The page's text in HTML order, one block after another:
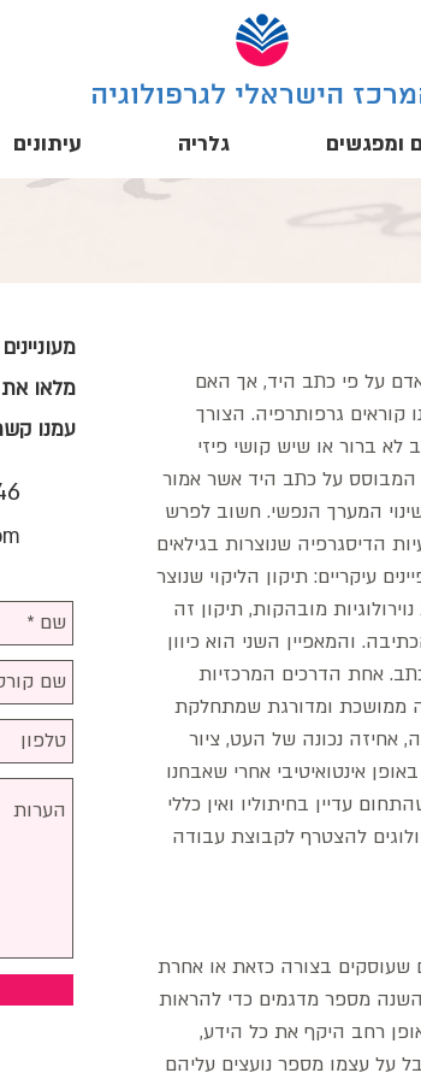
הישראלי לגרפולוגיה
ומפגשים גלריה עיתונים
מלאו
עמנו
אדם על פי כתב היד, אך האם
גרפותרפיה. הצורך
ברור או שיש קושי פיזי
המבוסס על כתב היד אשר אמור
המערך הנפשי. חשוב לפרש
הדיסגרפיה שנוצרות בגילאים
עיקריים: תיקון הליקוי שנוצר
מובהקות, תיקון זה
והמאפיין השני הוא כיוון
אחת הדרכים המרכזיות
ממושכת ומדורגת שמתחלקת
אחיזה נכונה של העט, ציור
אינטואיטיבי אחרי שאבחנו
עדיין בחיתוליו ואין כללי
להצטרף לקבוצת עבודה
שעוסקים בצורה כזאת או אחרת
השנה מספר מדגמים כדי להראות
רחב היקף את כל הידע,
על עצמו מספר נועצים עליהם